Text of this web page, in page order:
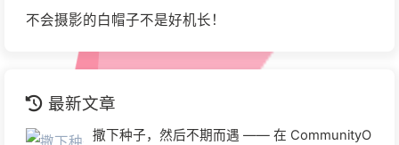
不会摄影的白帽子不是好机长！
最新文章
撒下种子，然后不期而遇 —— 在 CommunityO